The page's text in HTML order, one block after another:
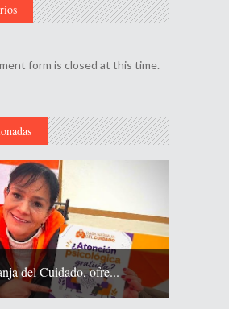
form is closed at this time.
del Cuidado, ofre...